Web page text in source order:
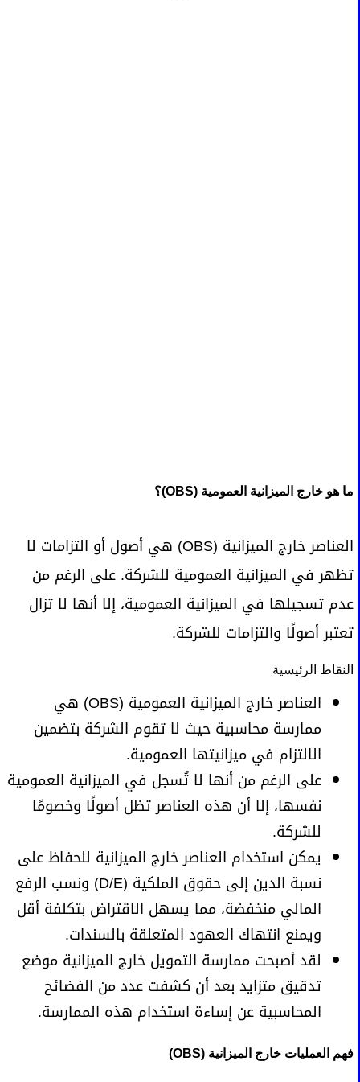
ما هو خارج الميزانية العمومية (OBS)؟
العناصر خارج الميزانية (OBS) هي أصول أو التزامات لا
تظهر في الميزانية العمومية للشركة. على الرغم من
عدم تسجيلها في الميزانية العمومية، إلا أنها لا تزال
تعتبر أصولًا والتزامات للشركة.
النقاط الرئيسية
العناصر خارج الميزانية العمومية (OBS) هي
ممارسة محاسبية حيث لا تقوم الشركة بتضمين
الالتزام في ميزانيتها العمومية.
على الرغم من أنها لا تُسجل في الميزانية العمومية
نفسها، إلا أن هذه العناصر تظل أصولًا وخصومًا
للشركة.
يمكن استخدام العناصر خارج الميزانية للحفاظ على
نسبة الدين إلى حقوق الملكية (D/E) ونسب الرفع
المالي منخفضة، مما يسهل الاقتراض بتكلفة أقل
ويمنع انتهاك العهود المتعلقة بالسندات.
لقد أصبحت ممارسة التمويل خارج الميزانية موضع
تدقيق متزايد بعد أن كشفت عدد من الفضائح
المحاسبية عن إساءة استخدام هذه الممارسة.
فهم العمليات خارج الميزانية (OBS)